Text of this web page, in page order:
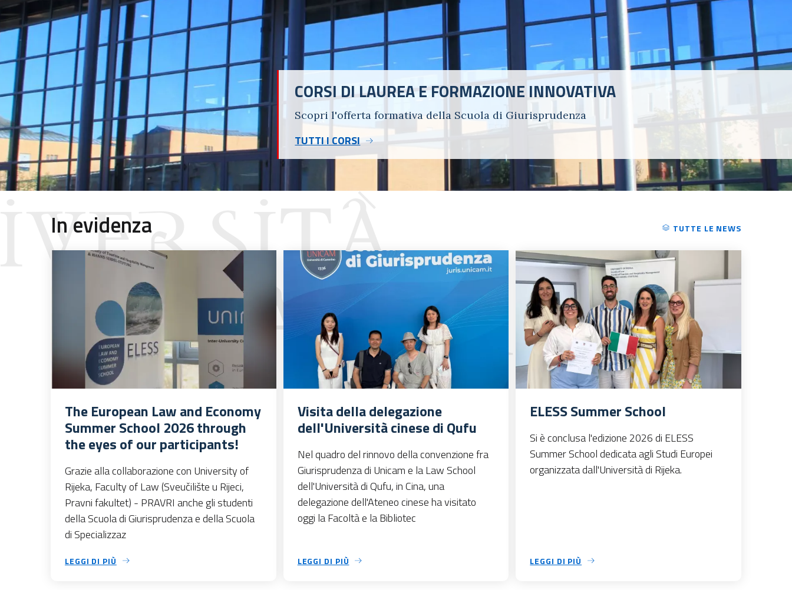
CORSI DI LAUREA E FORMAZIONE INNOVATIVA
Scopri l'offerta formativa della Scuola di Giurisprudenza
TUTTI I CORSI
In evidenza TUTTE LE NEWS
The European Law and Economy
Summer School 2026 through
the eyes of our participants!
Grazie alla collaborazione con University of
Rijeka, Faculty of Law (Sveučilište u Rijeci,
Pravni fakultet) - PRAVRI anche gli studenti
della Scuola di Giurisprudenza e della Scuola
di Specializzaz
LEGGI DI PIÙ
Visita della delegazione
dell'Università cinese di Qufu
Nel quadro del rinnovo della convenzione fra
Giurisprudenza di Unicam e la Law School
dell'Università di Qufu, in Cina, una
delegazione dell'Ateneo cinese ha visitato
oggi la Facoltà e la Bibliotec
LEGGI DI PIÙ
ELESS Summer School
Si è conclusa l'edizione 2026 di ELESS
Summer School dedicata agli Studi Europei
organizzata dall'Università di Rijeka.
LEGGI DI PIÙ